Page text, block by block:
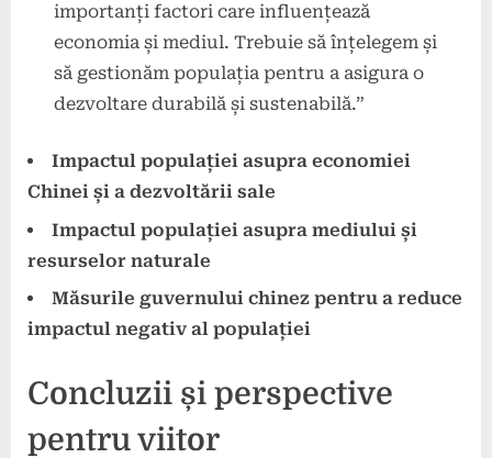
importanți factori care influențează
economia și mediul. Trebuie să înțelegem și
să gestionăm populația pentru a asigura o
dezvoltare durabilă și sustenabilă.”
Impactul populației asupra economiei
Chinei și a dezvoltării sale
Impactul populației asupra mediului și
resurselor naturale
Măsurile guvernului chinez pentru a reduce
impactul negativ al populației
Concluzii și perspective
pentru viitor